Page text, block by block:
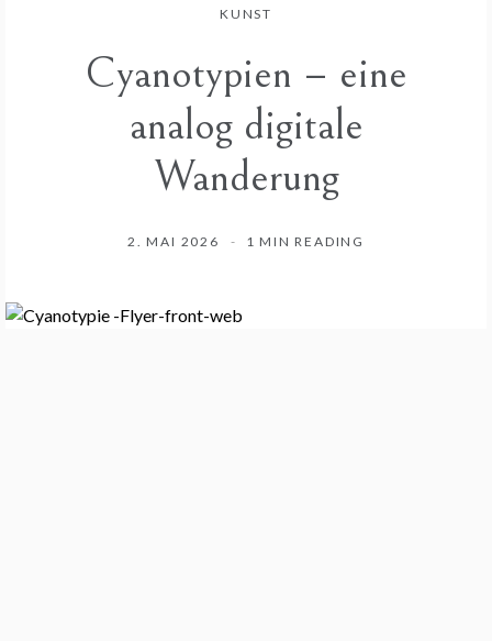
KUNST
Cyanotypien – eine
analog digitale
Wanderung
2. MAI 2026 1 MIN READING